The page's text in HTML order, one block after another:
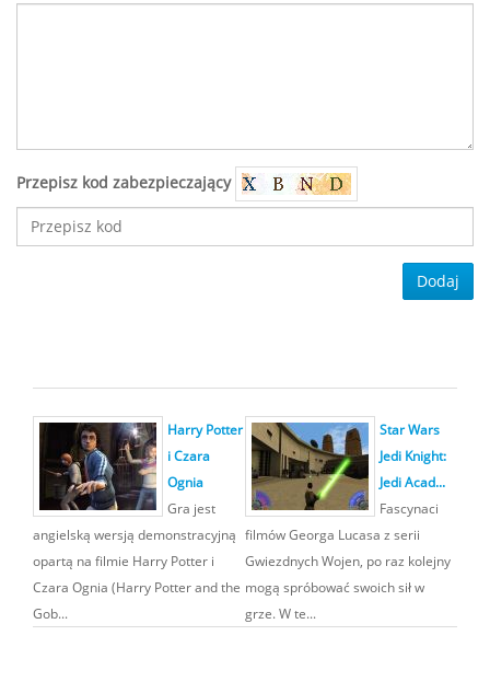
Przepisz kod zabezpieczający
Dodaj
Harry Potter
i Czara
Ognia
Gra jest
angielską wersją demonstracyjną
opartą na filmie Harry Potter i
Czara Ognia (Harry Potter and the
Gob...
Star Wars
Jedi Knight:
Jedi Acad...
Fascynaci
filmów Georga Lucasa z serii
Gwiezdnych Wojen, po raz kolejny
mogą spróbować swoich sił w
grze. W te...